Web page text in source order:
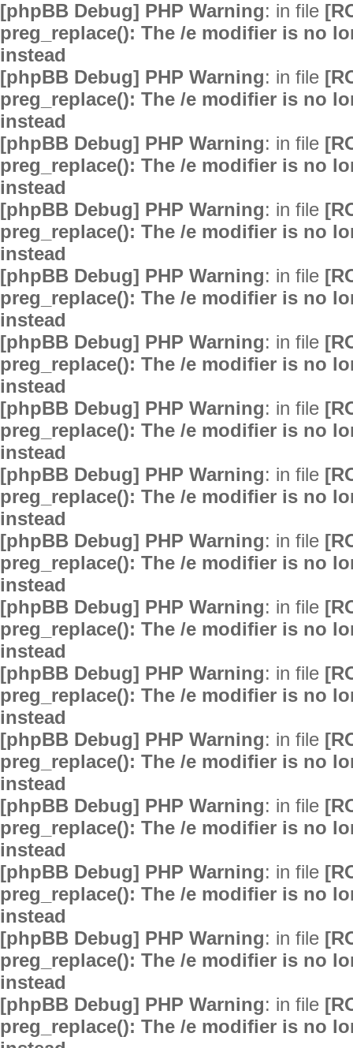
[phpBB Debug] PHP Warning: in file
preg_replace(): The /e modifier is no
instead
[phpBB Debug] PHP Warning: in file
preg_replace(): The /e modifier is no
instead
[phpBB Debug] PHP Warning: in file
preg_replace(): The /e modifier is no
instead
[phpBB Debug] PHP Warning: in file
preg_replace(): The /e modifier is no
instead
[phpBB Debug] PHP Warning: in file
preg_replace(): The /e modifier is no
instead
[phpBB Debug] PHP Warning: in file
preg_replace(): The /e modifier is no
instead
[phpBB Debug] PHP Warning: in file
preg_replace(): The /e modifier is no
instead
[phpBB Debug] PHP Warning: in file
preg_replace(): The /e modifier is no
instead
[phpBB Debug] PHP Warning: in file
preg_replace(): The /e modifier is no
instead
[phpBB Debug] PHP Warning: in file
preg_replace(): The /e modifier is no
instead
[phpBB Debug] PHP Warning: in file
preg_replace(): The /e modifier is no
instead
[phpBB Debug] PHP Warning: in file
preg_replace(): The /e modifier is no
instead
[phpBB Debug] PHP Warning: in file
preg_replace(): The /e modifier is no
instead
[phpBB Debug] PHP Warning: in file
preg_replace(): The /e modifier is no
instead
[phpBB Debug] PHP Warning: in file
preg_replace(): The /e modifier is no
instead
[phpBB Debug] PHP Warning: in file
preg_replace(): The /e modifier is no